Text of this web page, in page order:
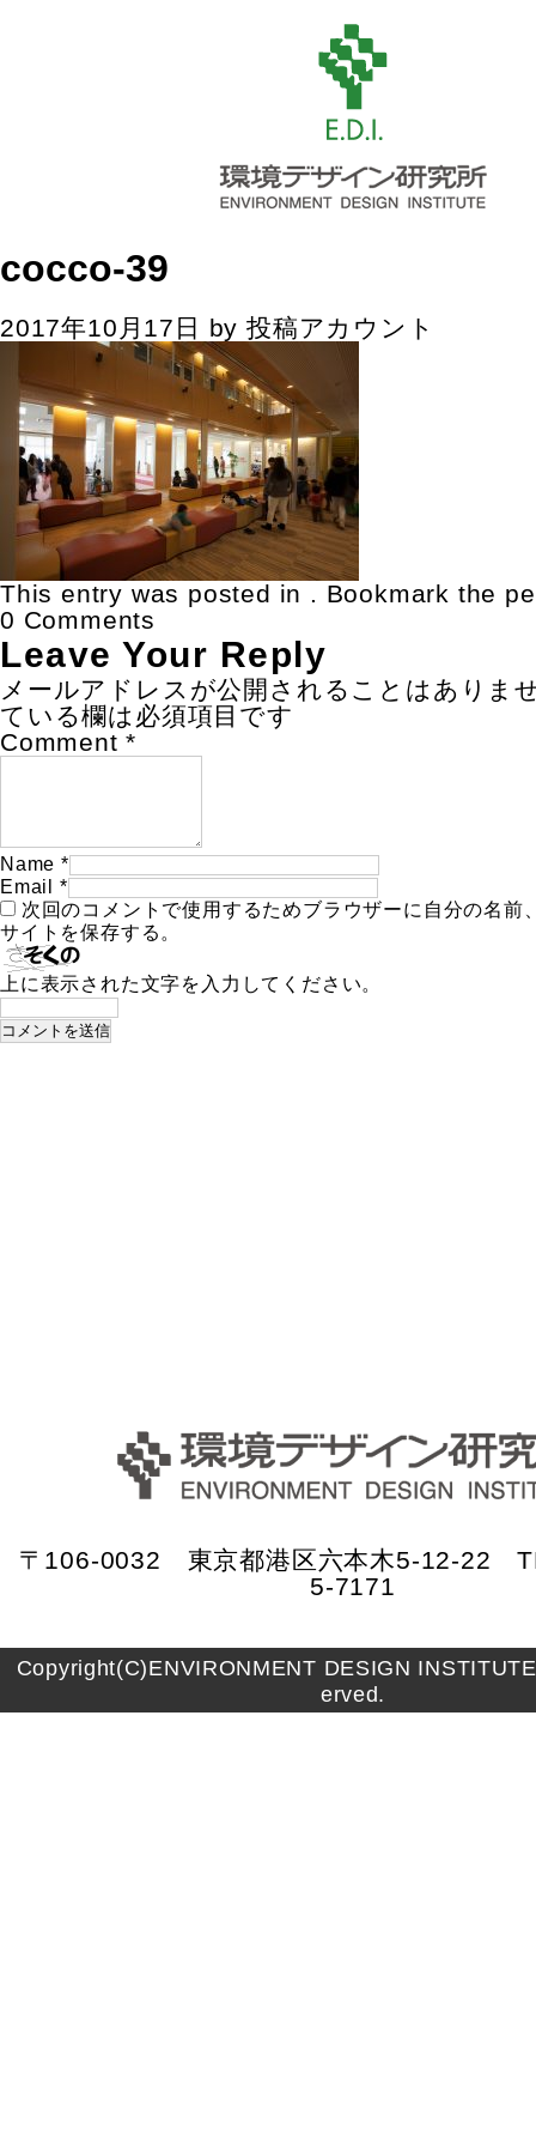
cocco-39
2017年10月17日 by投稿アカウント
This entry was posted in . Bookmark the
0 Comments
Leave Your Reply
メールアドレスが公開されることはありま
ている欄は必須項目です
Comment *
Name *
Email
*
次回のコメントで使用するためブラウザーに自分の名前
サイトを保存する。
上に表示された文字を入力してください。
〒106-0032 東京都港区六本木5-12-22
5-7171
Copyright(C)ENVIRONMENT DESIGN
erved.